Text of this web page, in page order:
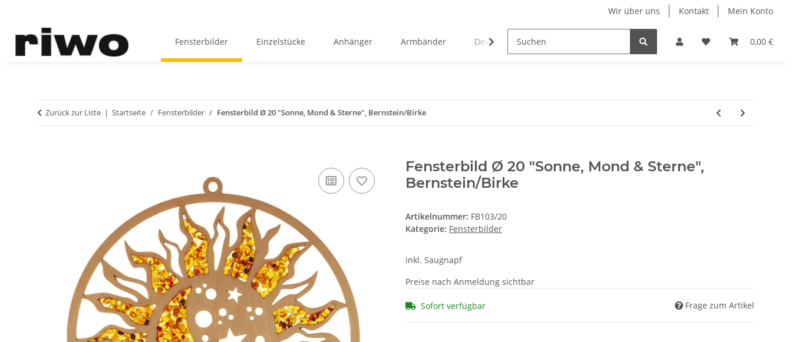
Wir über uns Kontakt Mein Konto
0,00 €
Fensterbilder Einzelstücke Anhänger Armbänder Devotionalien Hundehalsbänder Ketten & Colliers
Zurück zur Liste Startseite Fensterbilder Fensterbild Ø 20 "Sonne, Mond & Sterne", Bernstein/Birke
Fensterbild Ø 20 "Sonne, Mond & Sterne",
Bernstein/Birke
Artikelnummer: FB103/20
Kategorie: Fensterbilder
inkl. Saugnapf
Preise nach Anmeldung sichtbar
Sofort verfügbar Frage zum Artikel